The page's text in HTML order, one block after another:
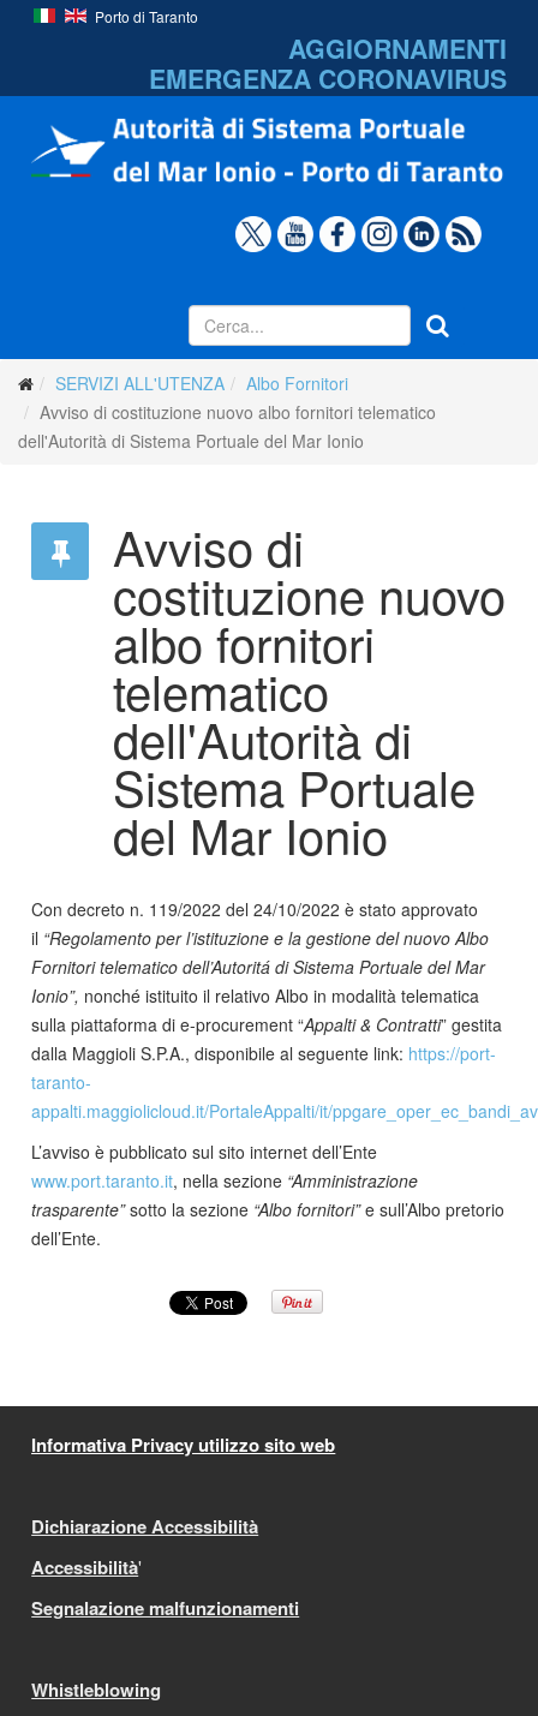
Porto di Taranto
AGGIORNAMENTI
EMERGENZA CORONAVIRUS
SERVIZI ALL'UTENZA
Albo Fornitori
Avviso di costituzione nuovo albo fornitori telematico
dell'Autorità di Sistema Portuale del Mar Ionio
Avviso di
costituzione nuovo
albo fornitori
telematico
dell'Autorità di
Sistema Portuale
del Mar Ionio
Con decreto n. 119/2022 del 24/10/2022 è stato approvato
il “Regolamento per l’istituzione e la gestione del nuovo Albo
Fornitori telematico dell’Autoritá di Sistema Portuale del Mar
Ionio”, nonché istituito il relativo Albo in modalità telematica
sulla piattaforma di e-procurement “Appalti & Contratti” gestita
dalla Maggioli S.P.A., disponibile al seguente link: https://port-
taranto-
appalti.maggiolicloud.it/PortaleAppalti/it/
L’avviso è pubblicato sul sito internet dell’Ente
www.port.taranto.it, nella sezione “Amministrazione
trasparente”sotto la sezione “Albo fornitori”e sull’Albo pretorio
dell’Ente.
Informativa Privacy utilizzo sito web
Dichiarazione Accessibilità
Accessibilità'
Segnalazione malfunzionamenti
Whistleblowing